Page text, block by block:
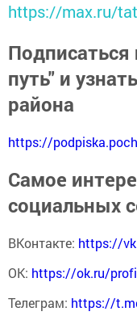
https://max.ru/
Подписаться
путь" и
района
https://
Самое
социальных
ВКонтакте: https://
ОК: https://ok.ru/
Телеграм: https://